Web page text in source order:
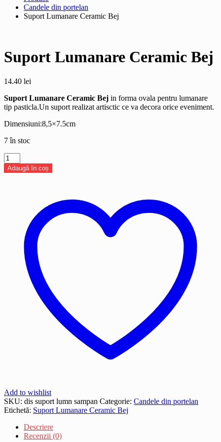
Candele din portelan
Suport Lumanare Ceramic Bej
Suport Lumanare Ceramic Bej
14.40 lei
Suport Lumanare Ceramic Bej in forma ovala pentru lumanare
tip pasticla.Un suport realizat artisctic ce va decora orice eveniment.
Dimensiuni:8,5×7.5cm
7 în stoc
Cantitate
Suport
Lumanare
Adaugă în coș
Add to wishlist
SKU: dis suport lumn sampan Categorie: Candele din portelan
Etichetă: Suport Lumanare Ceramic Bej
Descriere
Recenzii (0)